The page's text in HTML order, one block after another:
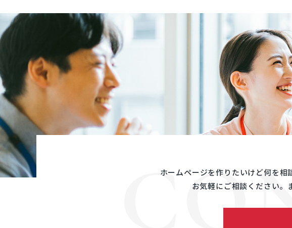
＜個人情報の安全対策＞
当社は、個人情報の正確性及び安全性確
お客さまがご本人の個人情報の照会・修
応させていただきます。
＜法令、規範の遵守と見直し＞
当社は、保有する個人情報に関して適用
適宜見直し、その改善に努めます。
東京都新宿区新宿2丁目12番13号 新宿ア
Mail:info@altbase.co.jp
ホームページを作りたいけど何を相
お気軽にご相談ください。